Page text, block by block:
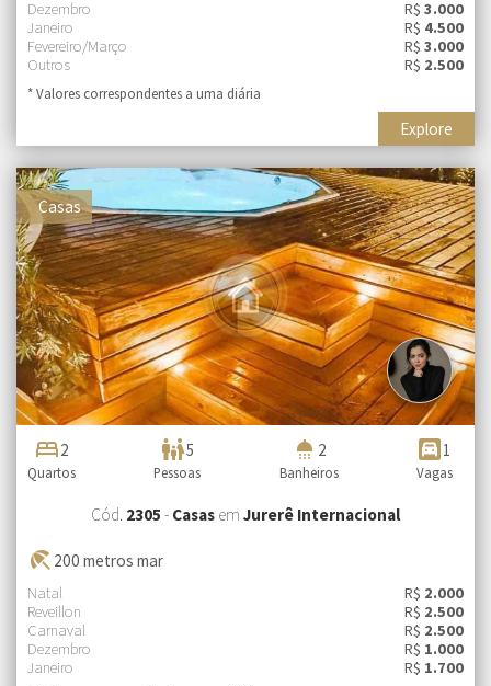
Dezembro
R$ 3.000
Janeiro
R$ 4.500
Fevereiro/Março
R$ 3.000
Outros
R$ 2.500
* Valores correspondentes a uma diária
Explore
Casas
bed2
Quartos
family_restroom5
Pessoas
shower 2
Banheiros
garage 1
Vagas
Cód. 2305 - Casas em Jurerê Internacional
beach_access 200 metros mar
Natal R$ 2.000
Reveillon
R$ 2.500
Carnaval
R$ 2.500
Dezembro
R$ 1.000
Janeiro
R$ 1.700